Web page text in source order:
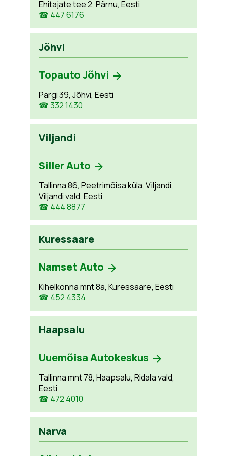
Ehitajate tee 2, Pärnu, Eesti
☎ 447 6176
Jõhvi
Topauto Jõhvi
Pargi 39, Jõhvi, Eesti
☎ 332 1430
Viljandi
Siller Auto
Tallinna 86, Peetrimõisa küla, Viljandi,
Viljandi vald, Eesti
☎ 444 8877
Kuressaare
Namset Auto
Kihelkonna mnt 8a, Kuressaare, Eesti
☎ 452 4334
Haapsalu
Uuemõisa Autokeskus
Tallinna mnt 78, Haapsalu, Ridala vald,
Eesti
☎ 472 4010
Narva